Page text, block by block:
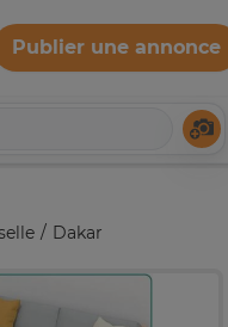
Publier une annonce
Dakar